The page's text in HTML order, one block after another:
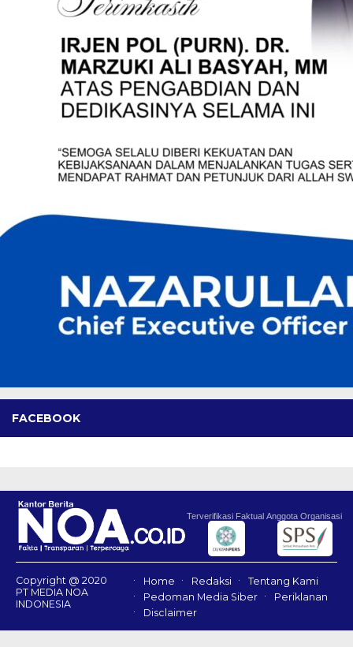
FACEBOOK
Terverifikasi Faktual Anggota Organisasi
Copyright @ 2020
PT MEDIA NOA
INDONESIA
Home Redaksi
Tentang Kami
Pedoman Media Siber
Periklanan
Disclaimer